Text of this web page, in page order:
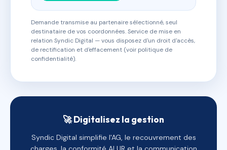
Demande transmise au partenaire sélectionné, seul
destinataire de vos coordonnées. Service de mise en
relation Syndic Digital — vous disposez d'un droit d'accès,
de rectification et d'effacement (voir politique de
confidentialité).
🚀 Digitalisez la gestion
Syndic Digital simplifie l'AG, le recouvrement des